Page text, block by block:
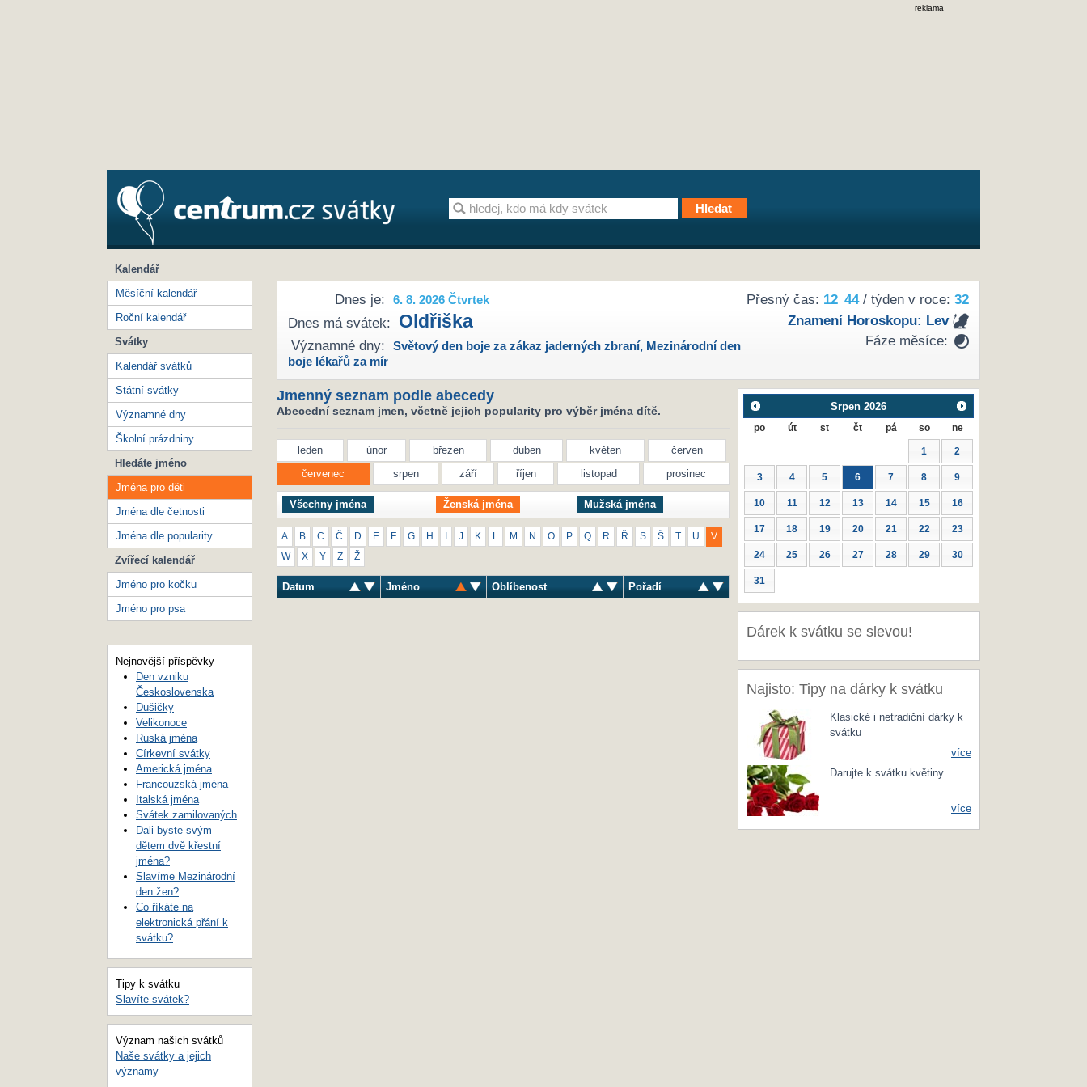
reklama
Přesný čas: 12 44/ týden v roce: 32
Znamení Horoskopu: Lev
Fáze měsíce:
Dnes je: 6. 8. 2026 Čtvrtek
Dnes má svátek: Oldřiška
Významné dny: Světový den boje za zákaz jaderných zbraní, Mezinárodní den
boje lékařů za mír
Jmenný seznam podle abecedy
Abecední seznam jmen, včetně jejich popularity pro výběr jména dítě.
leden únor březen duben květen
červen
červenec
srpen září říjen listopad prosinec
Všechny jména Ženská jména Mužská jména
A B C Č D E F G H J K M N O P Q R Ř S Š T U V
W X Y Z Ž
Datum Jméno Oblíbenost Pořadí
Srpen 2026
po út st čt pá so ne
1 2
3 4 5 6 7 8 9
10 11 12 13 14 15 16
17 18 19 20 21 22 23
24 25 26 27 28 29 30
31
Dárek k svátku se slevou!
Najisto: Tipy na dárky k svátku
Klasické i netradiční dárky k
svátku
více
Darujte k svátku květiny
více
Kalendář
Měsíční kalendář
Roční kalendář
Svátky
Kalendář svátků
Státní svátky
Významné dny
Školní prázdniny
Hledáte jméno
Jména pro děti
Jména dle četnosti
Jména dle popularity
Zvířecí kalendář
Jméno pro kočku
Jméno pro psa
Nejnovější příspěvky
Den vzniku
Československa
Dušičky
Velikonoce
Ruská jména
Církevní svátky
Americká jména
Francouzská jména
Italská jména
Svátek zamilovaných
Dali byste svým
dětem dvě křestní
jména?
Slavíme Mezinárodní
den žen?
Co říkáte na
elektronická přání k
svátku?
Tipy k svátku
Slavíte svátek?
Význam našich svátků
Naše svátky a jejich
významy